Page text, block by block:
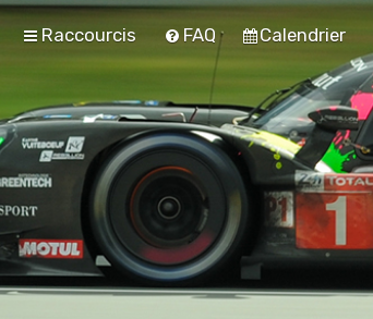
Raccourcis FAQ Calendrier